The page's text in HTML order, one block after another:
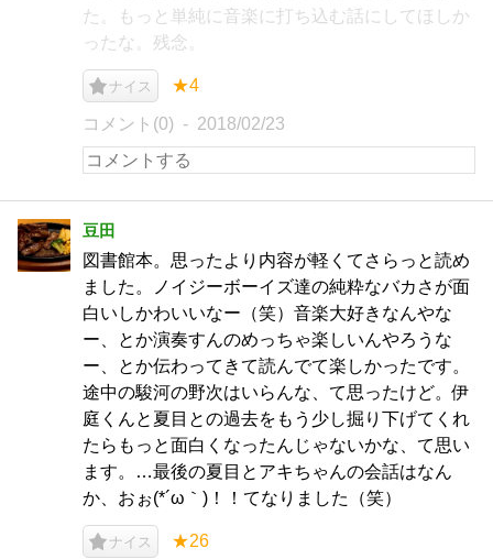
た。もっと単純に音楽に打ち込む話にしてほしか
ったな。残念。
ナイス ★4
コメント(0) 2018/02/23
豆田
図書館本。思ったより内容が軽くてさらっと読め
ました。ノイジーボーイズ達の純粋なバカさが面
白いしかわいいなー（笑）音楽大好きなんやな
ー、とか演奏すんのめっちゃ楽しいんやろうな
ー、とか伝わってきて読んでて楽しかったです。
途中の駿河の野次はいらんな、て思ったけど。伊
庭くんと夏目との過去をもう少し掘り下げてくれ
たらもっと面白くなったんじゃないかな、て思い
ます。…最後の夏目とアキちゃんの会話はなん
か、おぉ(*´ω｀)！！てなりました（笑）
ナイス ★26